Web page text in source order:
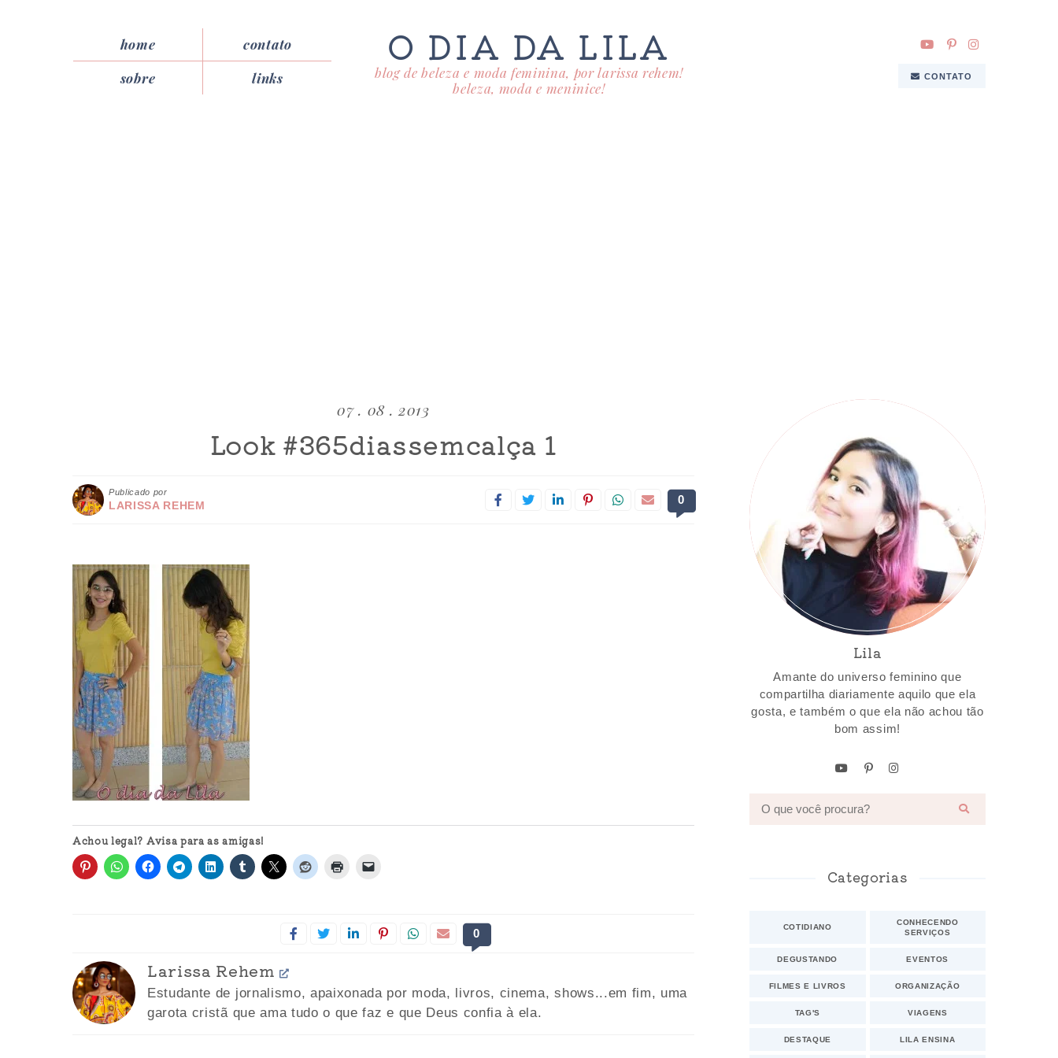
home
contato
sobre
links
O DIA DA LILA
blog de beleza e moda feminina, por larissa rehem!
beleza, moda e meninice!
CONTATO
07 . 08 . 2013
Look #365diassemcalça 1
Publicado por
LARISSA REHEM 0
Achou legal? Avisa para as amigas!
0
Larissa Rehem
Estudante de jornalismo, apaixonada por moda, livros, cinema, shows...em fim, uma
garota cristã que ama tudo o que faz e que Deus confia à ela.
Lila
Amante do universo feminino que
compartilha diariamente aquilo que ela
gosta, e também o que ela não achou tão
bom assim!
Categorias
COTIDIANO
CONHECENDO
SERVIÇOS
DEGUSTANDO EVENTOS
FILMES E LIVROS ORGANIZAÇÃO
TAG'S VIAGENS
DESTAQUE LILA ENSINA